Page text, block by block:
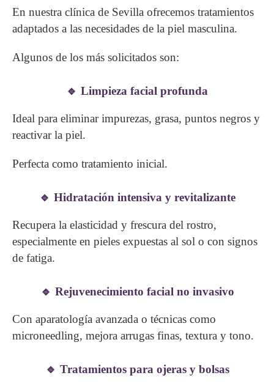
En nuestra clínica de Sevilla ofrecemos tratamientos
adaptados a las necesidades de la piel masculina.
Algunos de los más solicitados son:
🔹 Limpieza facial profunda
Ideal para eliminar impurezas, grasa, puntos negros y
reactivar la piel.
Perfecta como tratamiento inicial.
🔹 Hidratación intensiva y revitalizante
Recupera la elasticidad y frescura del rostro,
especialmente en pieles expuestas al sol o con signos
de fatiga.
🔹 Rejuvenecimiento facial no invasivo
Con aparatología avanzada o técnicas como
microneedling, mejora arrugas finas, textura y tono.
🔹 Tratamientos para ojeras y bolsas